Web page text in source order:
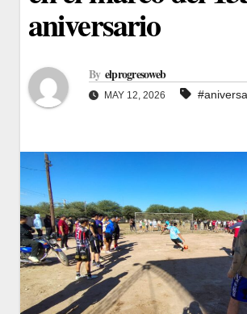
aniversario
By elprogresoweb
MAY 12, 2026